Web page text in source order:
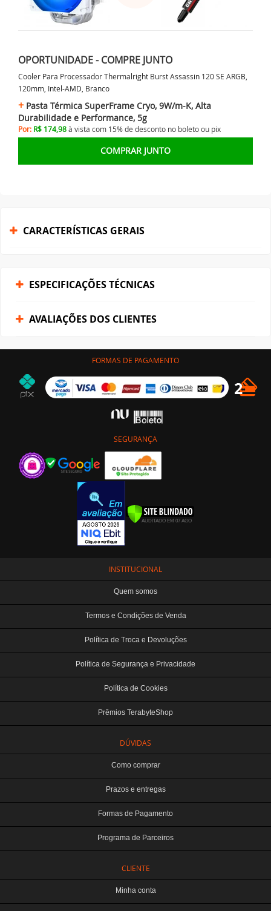
OPORTUNIDADE - COMPRE JUNTO
Cooler Para Processador Thermalright Burst Assassin 120 SE ARGB,
120mm, Intel-AMD, Branco
Pasta Térmica SuperFrame Cryo, 9W/m-K, Alta
Durabilidade e Performance, 5g
Por: R$ 174,98à vista com 15% de desconto no boleto ou pix
COMPRAR JUNTO
CARACTERÍSTICAS GERAIS
ESPECIFICAÇÕES TÉCNICAS
AVALIAÇÕES DOS CLIENTES
FORMAS DE PAGAMENTO
SEGURANÇA
INSTITUCIONAL
Quem somos
Termos e Condições de Venda
Política de Troca e Devoluções
Política de Segurança e Privacidade
Política de Cookies
Prêmios TerabyteShop
DÚVIDAS
Como comprar
Prazos e entregas
Formas de Pagamento
Programa de Parceiros
CLIENTE
Minha conta